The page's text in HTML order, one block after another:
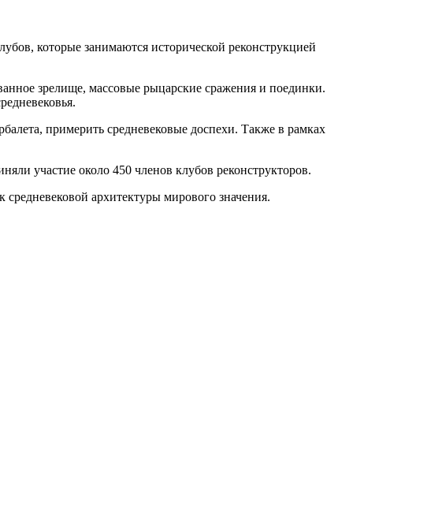
которые занимаются исторической реконструкцией
зрелище, массовые рыцарские сражения и поединки.
примерить средневековые доспехи. Также в рамках
участие около 450 членов клубов реконструкторов.
архитектуры мирового значения.